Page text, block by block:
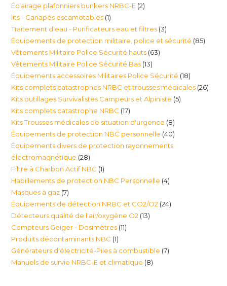
produits
Éclairage plafonniers bunkers NRBC-E 22
lits - Canapés escamotables 11
produit
Traitement d'eau - Purificateurs eau et filtres 33
produits
Équipements de protection militaire, police et sécurité 8585
Vêtements Militaire Police Sécurité hauts 6363
Vêtements Militaire Police Sécurité Bas 1313
produits
Équipements accessoires Militaires Police Sécurité 1818
produits
Kits complets catastrophes NRBC et trousses médicales 2626
Kits outillages Survivalistes Campeurs et Alpiniste 55
Kits complets catastrophe NRBC 1717
produits
Kits Trousses médicales de situation d'urgence 88
produits
Équipements de protection NBC personnelle 4040
produits
Équipements divers de protection rayonnements
électromagnétique 2828
produits
Filtre à Charbon Actif NBC 11
produit
Habillements de protection NBC Personnelle 44
Masques à gaz 77
produits
Équipements de détection NRBC et CO2/O2 2424
Détecteurs qualité de l'air/oxygène O2 1313
Compteurs Geiger - Dosimètres 1111
Produits décontaminants NBC 11
produit
Générateurs d'électricité-Piles à combustible 77
Manuels de survie NRBC-E et climatique 88